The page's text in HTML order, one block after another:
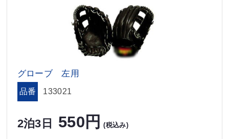
グローブ 左用
品番 133021
2泊3日 550円 (税込み)